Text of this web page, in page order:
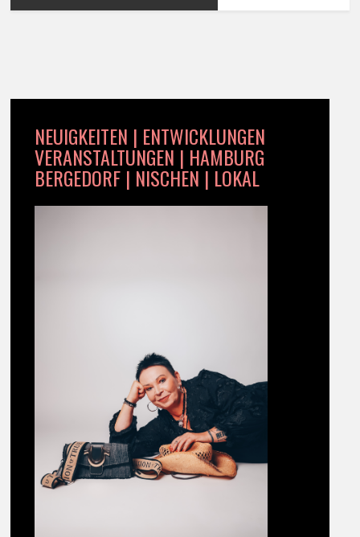
NEUIGKEITEN | ENTWICKLUNGEN
VERANSTALTUNGEN | HAMBURG
BERGEDORF | NISCHEN | LOKAL